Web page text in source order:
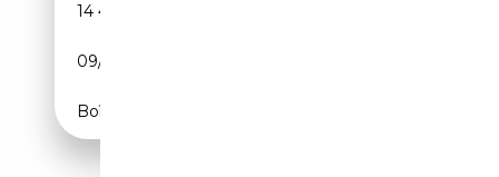
14 456 km
09/2025
Boîte automatique